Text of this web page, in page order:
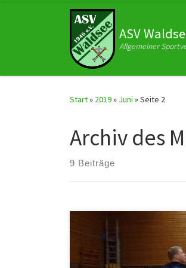
Zum Inhalt springen
ASV
Allgemeiner
Start» 2019» Juni »Seite 2
Archiv des
9 Beiträge